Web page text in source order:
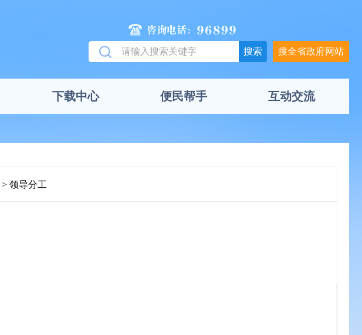
搜全省政府网站
下载中心 便民帮手 互动交流
领导分工